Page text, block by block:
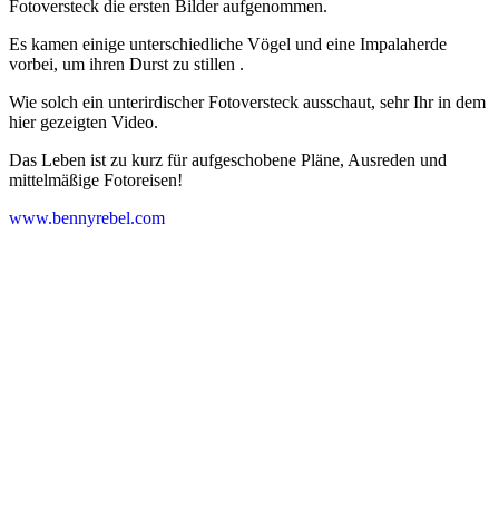
Fotoversteck die ersten Bilder aufgenommen.
Es kamen einige unterschiedliche Vögel und eine Impalaherde
vorbei, um ihren Durst zu stillen .
Wie solch ein unterirdischer Fotoversteck ausschaut, sehr Ihr in dem
hier gezeigten Video.
Das Leben ist zu kurz für aufgeschobene Pläne, Ausreden und
mittelmäßige Fotoreisen!
www.bennyrebel.com